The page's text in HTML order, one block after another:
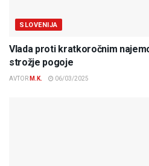
SLOVENIJA
Vlada proti kratkoročnim
strožje pogoje
AVTOR M.K. 06/03/2025